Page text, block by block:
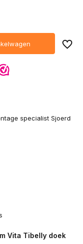
specialist Sjoerd
Vita Tibelly doek